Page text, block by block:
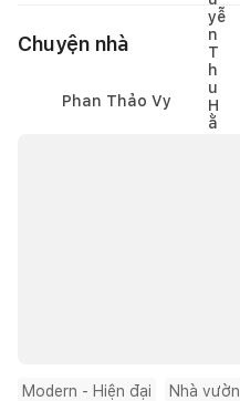
Chuyện nhà
Phan Thảo Vy
Modern - Hiện đại Nhà vườn